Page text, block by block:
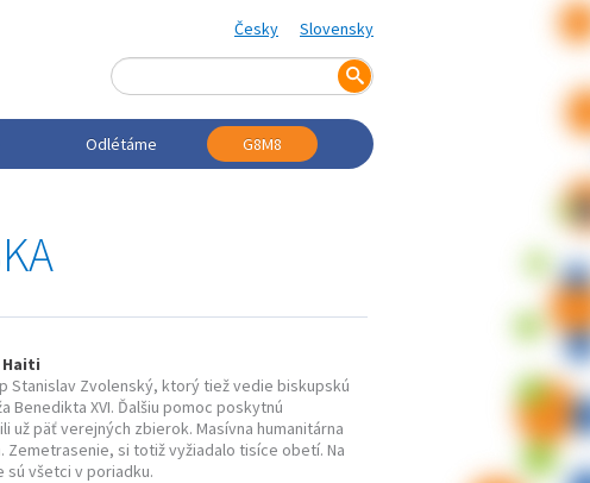
Česky Slovensky
Odlétáme G8M8
Stanislav Zvolenský, ktorý tiež vedie biskupskú
Benedikta XVI. Ďalšiu pomoc poskytnú
už päť verejných zbierok. Masívna humanitárna
si totiž vyžiadalo tisíce obetí. Na
sú všetci v poriadku.